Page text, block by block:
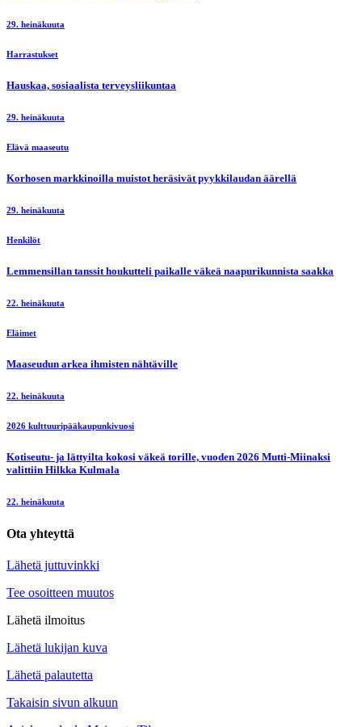
29. heinäkuuta
Harrastukset
Hauskaa, sosiaalista terveysliikuntaa
29. heinäkuuta
Elävä maaseutu
Korhosen markkinoilla muistot heräsivät pyykkilaudan äärellä
29. heinäkuuta
Henkilöt
Lemmensillan tanssit houkutteli paikalle väkeä naapurikunnista saakka
22. heinäkuuta
Eläimet
Maaseudun arkea ihmisten nähtäville
22. heinäkuuta
2026 kulttuuripääkaupunkivuosi
Kotiseutu- ja lättyilta kokosi väkeä torille, vuoden 2026 Mutti-Miinaksi
valittiin Hilkka Kulmala
22. heinäkuuta
Ota yhteyttä
Lähetä juttuvinkki
Tee osoitteen muutos
Lähetä ilmoitus
Lähetä lukijan kuva
Lähetä palautetta
Takaisin sivun alkuun